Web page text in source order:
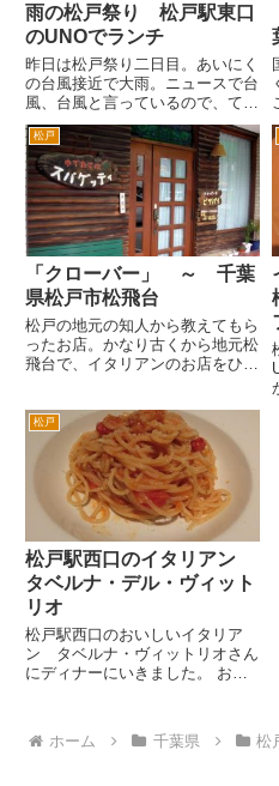
雨の松戸祭り 松戸駅東口
のUNOでランチ
昨日は松戸祭り二日目。あいにく
の台風接近で大雨。ニュースで台
風、台風と言っているので、てっ
きり松戸祭りは中止とおもった
ら、松戸駅東口ロータリーで素人
カラオケ大会みたいなのをやって
ました。 駅前のダブルデッキ
の下を屋根のようにして観客席が
あ...
松戸
「クローバー」 ～ 千葉
県松戸市松飛台
松戸の地元の知人から教えてもら
ったお店。かなり古くから地元松
飛台で、イタリアンのお店をひら
を受けてからパスタを茹で上げる
とか。そのためピザが先に来ると
か。 場所なんですが、簡単な
松戸
松戸駅西口のイタリアン
タベルナ・デル・ヴィット
リオ
松戸駅西口のおいしいイタリア
ン タベルナ・ヴィットリオさん
にディナーにいきました。 お勧
は、瓶だったか。生が、すきなん
だが。 生野菜いっぱい健康サラ
ホーム 千葉県 松